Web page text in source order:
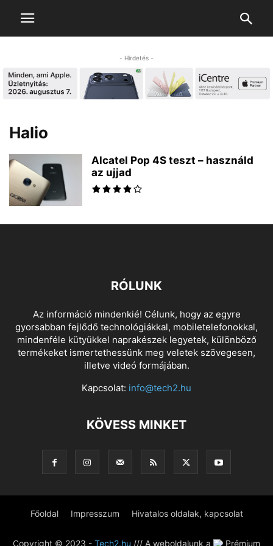
- Hirdetés -
Halio
Alcatel Pop 4S teszt – használd
az ujjad
RÓLUNK
Az információ mindenkié! Célunk, hogy az egyre
gyorsabban fejlődő technológiákkal, mobiletelefonokkal,
mindenféle kütyükkel naprakészek legyetek, különböző
termékeket ismertethessünk meg veletek szövegesen,
illetve videó formájában.
Kapcsolat: info@tech2.hu
KÖVESS MINKET
Főoldal Impresszum Hivatalos oldalak, kapcsolat
Copyright © 2023 - Tech2.hu /// A weboldalunk a Prémium